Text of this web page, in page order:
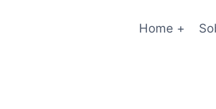
Home +